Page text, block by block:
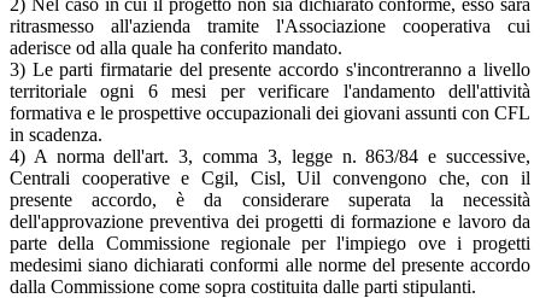
2) Nel caso in cui il progetto non sia dichiarato conforme, esso sarà
ritrasmesso all'azienda tramite l'Associazione cooperativa cui
aderisce od alla quale ha conferito mandato.
3) Le parti firmatarie del presente accordo s'incontreranno a livello
territoriale ogni 6 mesi per verificare l'andamento dell'attività
formativa e le prospettive occupazionali dei giovani assunti con CFL
in scadenza.
4) A norma dell'art. 3, comma 3, legge n. 863/84 e successive,
Centrali cooperative e Cgil, Cisl, Uil convengono che, con il
presente accordo, è da considerare superata la necessità
dell'approvazione preventiva dei progetti di formazione e lavoro da
parte della Commissione regionale per l'impiego ove i progetti
medesimi siano dichiarati conformi alle norme del presente accordo
dalla Commissione come sopra costituita dalle parti stipulanti.